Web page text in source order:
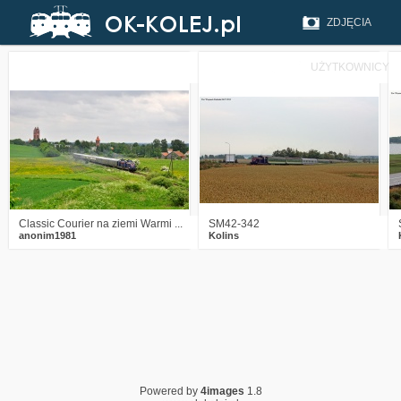
ZDJĘCIA
UŻYTKOWNICY
Classic Courier na ziemi Warmi ...
anonim1981
2352 0
SM42-342
Kolins
Powered by 4images 1.8